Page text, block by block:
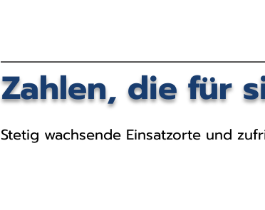
Zahlen, die für
Stetig wachsende Einsatzorte und